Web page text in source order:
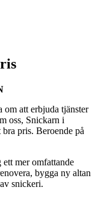
om att erbjuda tjänster
oss, Snickarn i
pris. Beroende på
mer omfattande
bygga ny altan
snickeri.